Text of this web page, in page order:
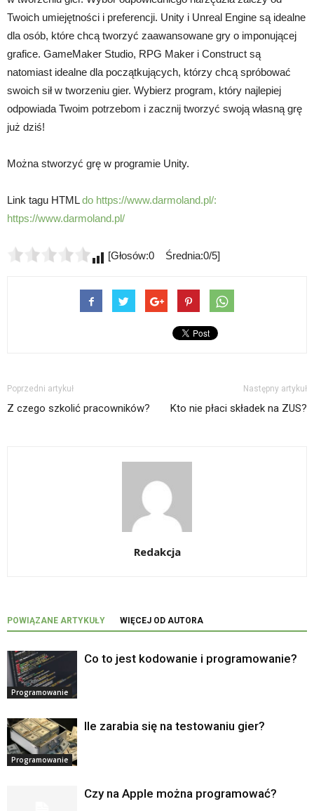
Twoich umiejętności i preferencji. Unity i Unreal Engine są idealne
dla osób, które chcą tworzyć zaawansowane gry o imponującej
grafice. GameMaker Studio, RPG Maker i Construct są
natomiast idealne dla początkujących, którzy chcą spróbować
swoich sił w tworzeniu gier. Wybierz program, który najlepiej
odpowiada Twoim potrzebom i zacznij tworzyć swoją własną grę
już dziś!
Można stworzyć grę w programie Unity.
Link tagu HTMLdo https://www.darmoland.pl/:
https://www.darmoland.pl/
[Głosów:0 Średnia:0/5]
Poprzedni artykuł
Z czego szkolić pracowników?
Następny artykuł
Kto nie płaci składek na ZUS?
Redakcja
POWIĄZANE ARTYKUŁY WIĘCEJ OD AUTORA
Programowanie
Co to jest kodowanie i programowanie?
Programowanie
Ile zarabia się na testowaniu gier?
Czy na Apple można programować?